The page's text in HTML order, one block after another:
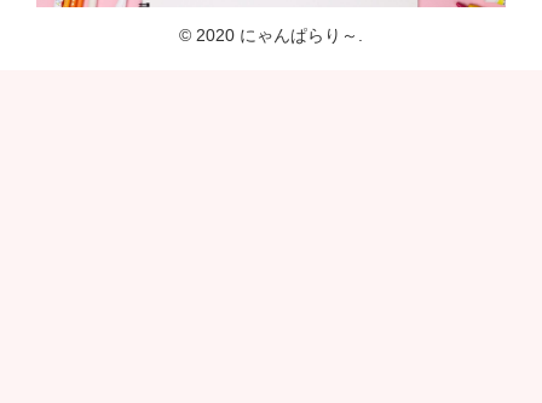
© 2020 にゃんぱらり～.